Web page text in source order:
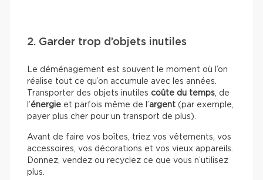
2. Garder trop d’objets inutiles
Le déménagement est souvent le moment où l’on
réalise tout ce qu’on accumule avec les années.
Transporter des objets inutiles coûte du temps, de
l’énergie et parfois même de l’argent (par exemple,
payer plus cher pour un transport de plus).
Avant de faire vos boîtes, triez vos vêtements, vos
accessoires, vos décorations et vos vieux appareils.
Donnez, vendez ou recyclez ce que vous n’utilisez
plus.